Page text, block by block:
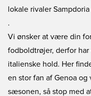
lokale rivaler Sampdoria
.
Vi ønsker at være din
fodboldtrøjer, derfor
italienske hold. Her
en stor fan af Genoa
sæsonen, så stop med